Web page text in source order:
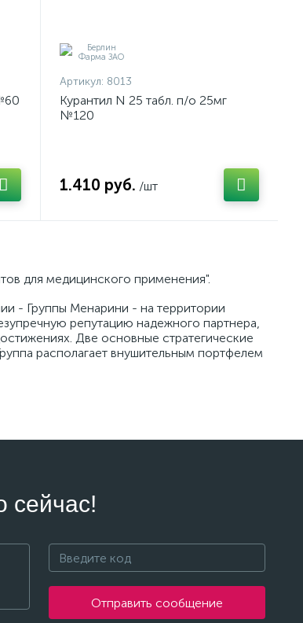
Артикул: 8013
Курантил N 25 табл. п/о 25мг
№120
1.410 руб. /шт
для медицинского применения".
- Группы Менарини - на территории
репутацию надежного партнера,
Две основные стратегические
располагает внушительным портфелем
сейчас!
Отправить сообщение